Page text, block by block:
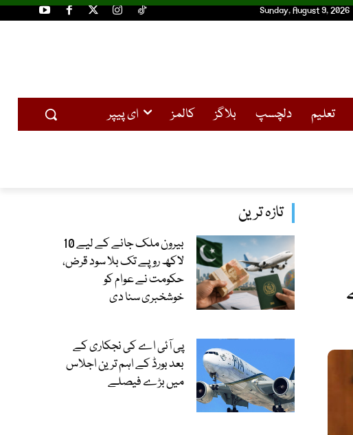
Sunday, August 9, 2026
تعلیم دلچسپ بلاگز کالمز ای پیپر
تازہ ترین
بیرون ملک جانے کے لیے 10
لاکھ روپے تک بلا سود قرض،
حکومت نے عوام کو
خوشخبری سنا دی
پی آئی اے کی نجکاری کے
بعد بورڈ کے اہم ترین اجلاس
میں بڑے فیصلے